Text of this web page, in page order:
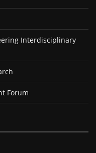
Interdisciplinary
Forum